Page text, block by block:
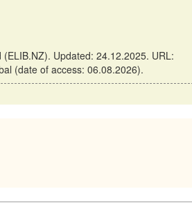
Updated: 24.12.2025. URL:
(date of access: 06.08.2026).